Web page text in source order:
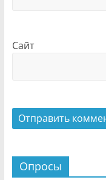
Сайт
Опросы